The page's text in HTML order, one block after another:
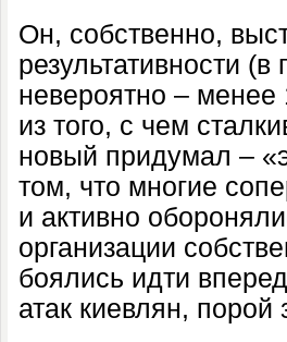
Он, собственно,
результативности
невероятно – менее
из того, с чем
новый придумал –
том, что многие
и активно
организации
боялись идти
атак киевлян, порой